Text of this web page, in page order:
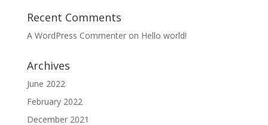
Recent Comments
A WordPress Commenteron Hello world!
Archives
June 2022
February 2022
December 2021